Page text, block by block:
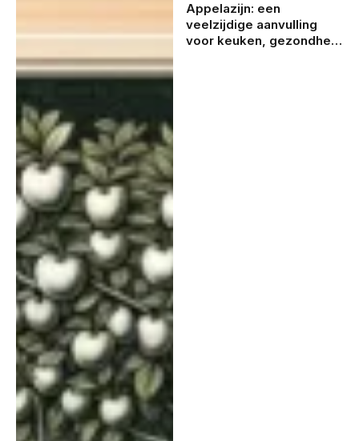
Appelazijn: een
veelzijdige aanvulling
voor keuken, gezondheid